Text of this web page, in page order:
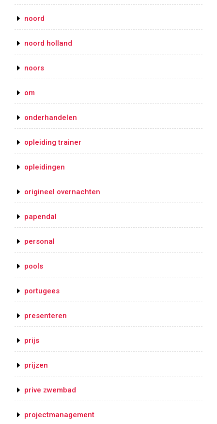
noord
noord holland
noors
om
onderhandelen
opleiding trainer
opleidingen
origineel overnachten
papendal
personal
pools
portugees
presenteren
prijs
prijzen
prive zwembad
projectmanagement